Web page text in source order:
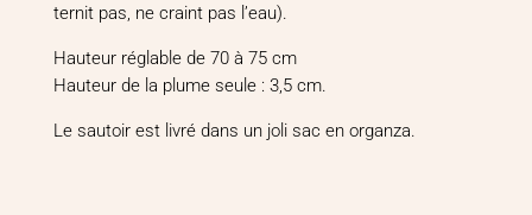
ternit pas, ne craint pas l’eau).
Hauteur réglable de 70 à 75 cm
Hauteur de la plume seule : 3,5 cm.
Le sautoir est livré dans un joli sac en organza.